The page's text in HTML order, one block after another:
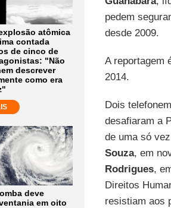
atômica
contada
de cinco de
"Não
descrever
como era
deve
em oito
pedem
desde 2009.
A reportagem
2014.
Dois
desafiaram a
de uma só vez
Souza, em
Rodrigues,
Direitos
resistiam aos